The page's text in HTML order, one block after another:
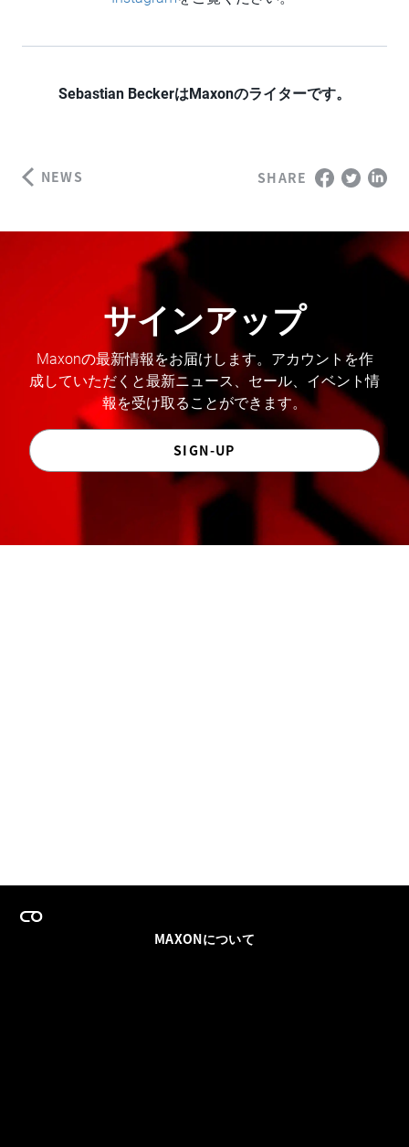
Sebastian BeckerはMaxonのライターです。
NEWS SHARE
サインアップ
Maxonの最新情報をお届けします。アカウントを作
成していただくと最新ニュース、セール、イベント情
報を受け取ることができます。
SIGN-UP
MAXONについて